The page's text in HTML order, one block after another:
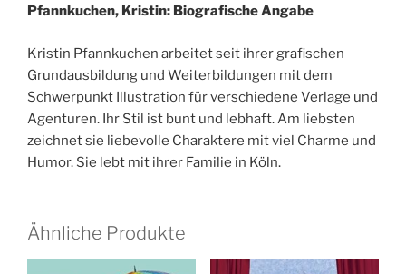
Pfannkuchen, Kristin: Biografische Angabe
Kristin Pfannkuchen arbeitet seit ihrer grafischen
Grundausbildung und Weiterbildungen mit dem
Schwerpunkt Illustration für verschiedene Verlage und
Agenturen. Ihr Stil ist bunt und lebhaft. Am liebsten
zeichnet sie liebevolle Charaktere mit viel Charme und
Humor. Sie lebt mit ihrer Familie in Köln.
Ähnliche Produkte